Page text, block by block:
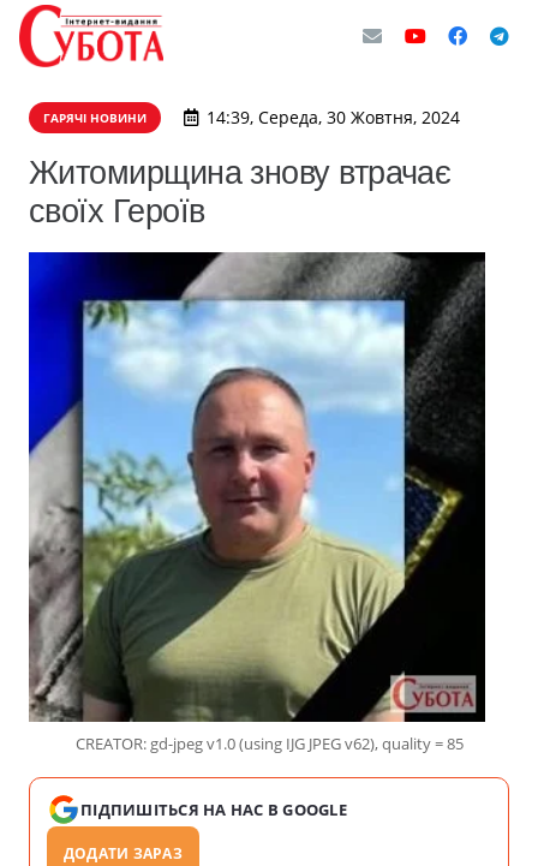
ГАРЯЧІ НОВИНИ 14:39, Середа, 30 Жовтня, 2024
Житомирщина знову втрачає
своїх Героїв
CREATOR: gd-jpeg v1.0 (using IJG JPEG v62), quality = 85
ПІДПИШІТЬСЯ НА НАС В GOOGLE
ДОДАТИ ЗАРАЗ